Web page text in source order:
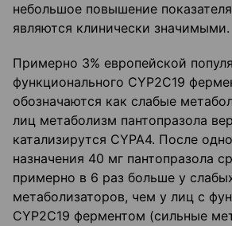
небольшое повышение
являются клинически значимыми.
Примерно 3% европейской
функционального CYP2C19
обозначаются как слабые
лиц метаболизм пантопразола
катализирутся CYPA4. После
назначения 40 мг пантопразола
примерно в 6 раз больше у
метаболизаторов, чем у лиц с
CYP2C19 ферментом (сильные